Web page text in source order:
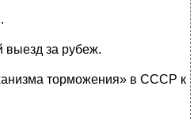
выезд за рубеж.
торможения» в СССР к